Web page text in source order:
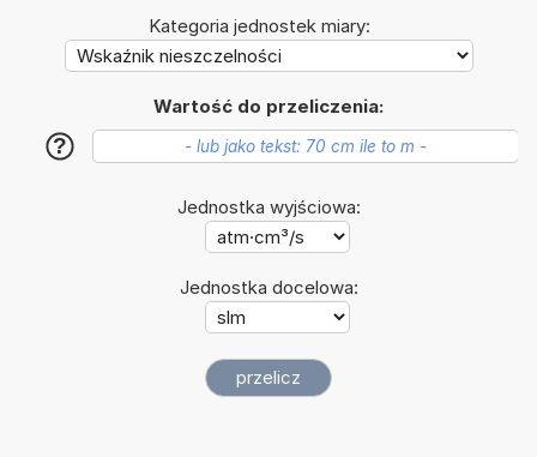
Kategoria jednostek miary:
Wartość do przeliczenia:
?
Jednostka wyjściowa:
Jednostka docelowa: